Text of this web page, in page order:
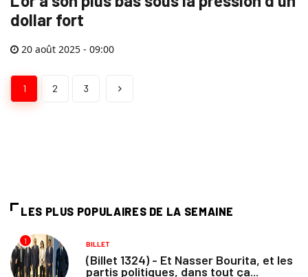
dollar fort
20 août 2025 - 09:00
1 2 3
LES PLUS POPULAIRES DE LA SEMAINE
1 BILLET
(Billet 1324) - Et Nasser Bourita, et les
partis politiques, dans tout ça...